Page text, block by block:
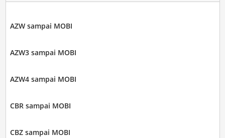
AZW sampai MOBI
AZW3 sampai MOBI
AZW4 sampai MOBI
CBR sampai MOBI
CBZ sampai MOBI